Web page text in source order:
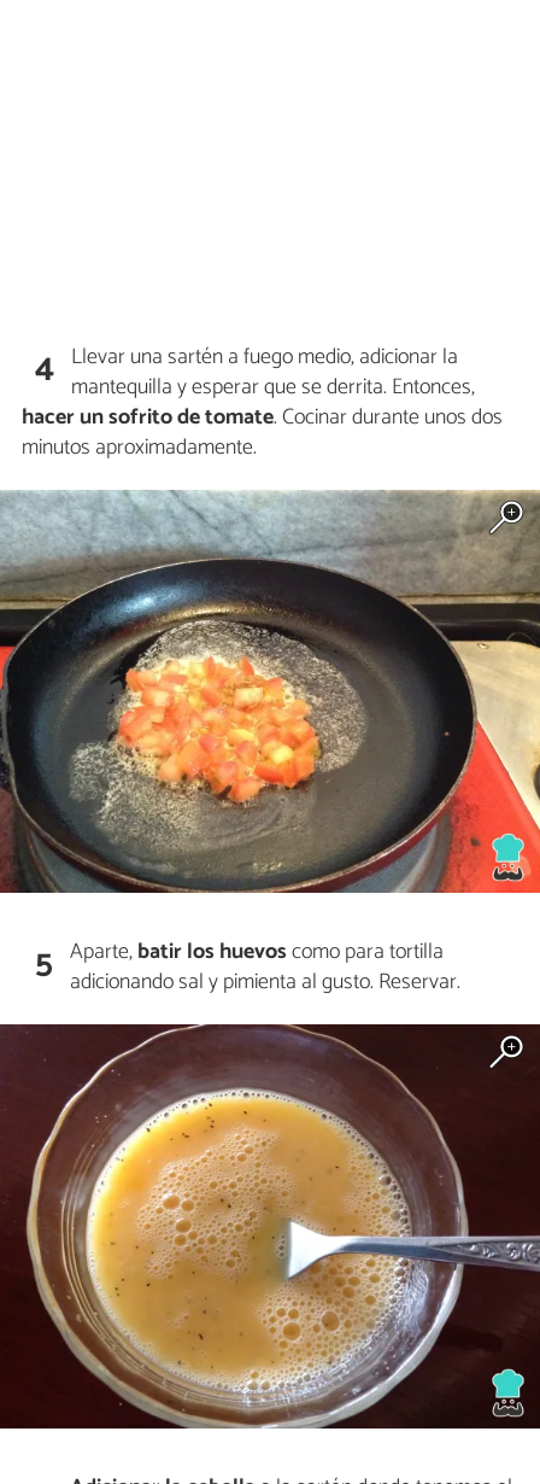
4 Llevar una sartén a fuego medio, adicionar la
mantequilla y esperar que se derrita. Entonces,
hacer un sofrito de tomate. Cocinar durante unos dos
minutos aproximadamente.
5 Aparte,batir los huevoscomo para tortilla
adicionando sal y pimienta al gusto. Reservar.